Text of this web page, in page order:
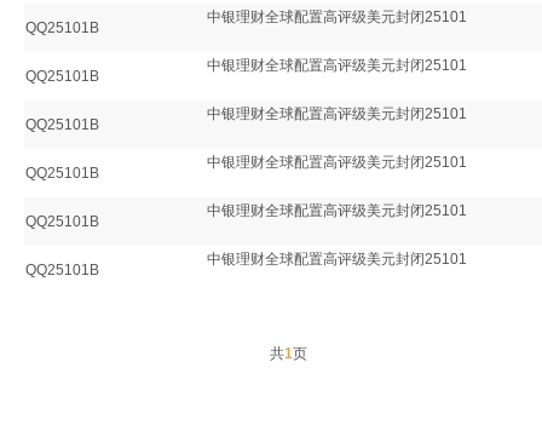
QQ25101B
中银理财全球配置高评级美元封闭25101
QQ25101B
中银理财全球配置高评级美元封闭25101
QQ25101B
中银理财全球配置高评级美元封闭25101
QQ25101B
中银理财全球配置高评级美元封闭25101
QQ25101B
中银理财全球配置高评级美元封闭25101
QQ25101B
中银理财全球配置高评级美元封闭25101
共1页